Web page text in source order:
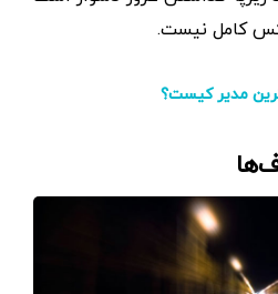
کامل نیست.
مدیر کیست؟